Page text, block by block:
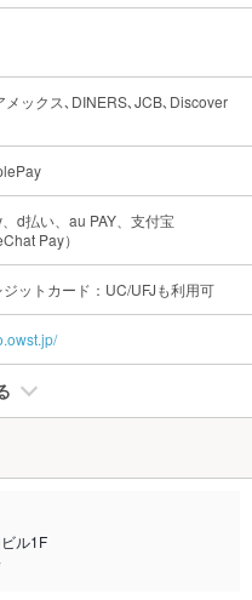
メックス､DINERS､JCB､Discover
d払い、au PAY、支付宝
Pay）
ットカード：UC/UFJも利用可
ル1F